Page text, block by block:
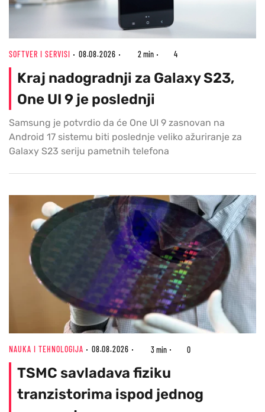
SOFTVER I SERVISI 08.08.2026 2 min 4
Kraj nadogradnji za Galaxy S23,
One UI 9 je poslednji
Samsung je potvrdio da će One UI 9 zasnovan na
Android 17 sistemu biti poslednje veliko ažuriranje za
Galaxy S23 seriju pametnih telefona
NAUKA I TEHNOLOGIJA 08.08.2026 3 min 0
TSMC savladava fiziku
tranzistorima ispod jednog